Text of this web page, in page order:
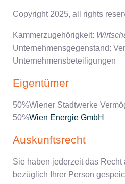
Copyright 2025, all rights
Kammerzugehörigkeit:
Unternehmensgegenstand:
Unternehmensbeteiligungen
Eigentümer
50%Wiener Stadtwerke
50%Wien Energie GmbH
Auskunftsrecht
Sie haben jederzeit das Recht
bezüglich Ihrer Person